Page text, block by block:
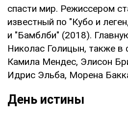
спасти мир. Режиссером
известный по "Кубо и
и "Бамблби" (2018).
Николас Голицын, также в
Камила Мендес, Элисон
Идрис Эльба, Морена
День истины